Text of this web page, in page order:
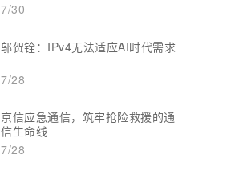
7/30
邬贺铨：IPv4无法适应AI时代需求
7/28
京信应急通信，筑牢抢险救援的通
信生命线
7/28